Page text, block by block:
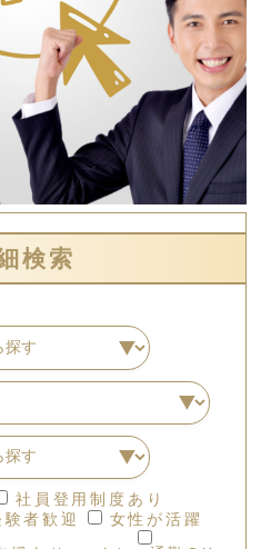
検索
社員登用制度あり
験者歓迎
女性が活躍